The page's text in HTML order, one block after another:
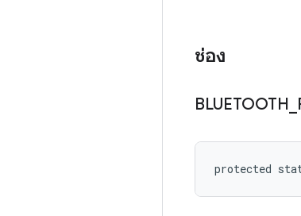
ช่อง
BLUETOOTH
protected